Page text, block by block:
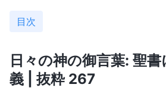
目次
日々の神の御言葉: 聖
義 | 抜粋 267